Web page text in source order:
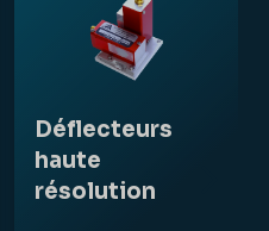
Déflecteurs
haute
résolution